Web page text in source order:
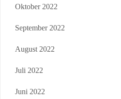
Oktober 2022
September 2022
August 2022
Juli 2022
Juni 2022